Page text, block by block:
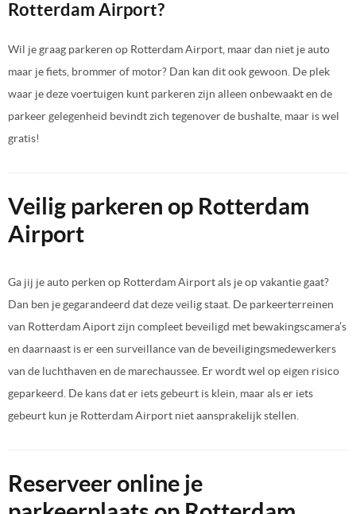
Rotterdam Airport?
Wil je graag parkeren op Rotterdam Airport, maar dan niet je auto
maar je fiets, brommer of motor? Dan kan dit ook gewoon. De plek
waar je deze voertuigen kunt parkeren zijn alleen onbewaakt en de
parkeer gelegenheid bevindt zich tegenover de bushalte, maar is wel
gratis!
Veilig parkeren op Rotterdam
Airport
Ga jij je auto perken op Rotterdam Airport als je op vakantie gaat?
Dan ben je gegarandeerd dat deze veilig staat. De parkeerterreinen
van Rotterdam Aiport zijn compleet beveiligd met bewakingscamera’s
en daarnaast is er een surveillance van de beveiligingsmedewerkers
van de luchthaven en de marechaussee. Er wordt wel op eigen risico
geparkeerd. De kans dat er iets gebeurt is klein, maar als er iets
gebeurt kun je Rotterdam Airport niet aansprakelijk stellen.
Reserveer online je